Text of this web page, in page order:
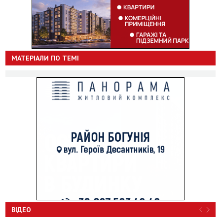
МАТЕРІАЛИ ПО ТЕМІ
ВІДЕО